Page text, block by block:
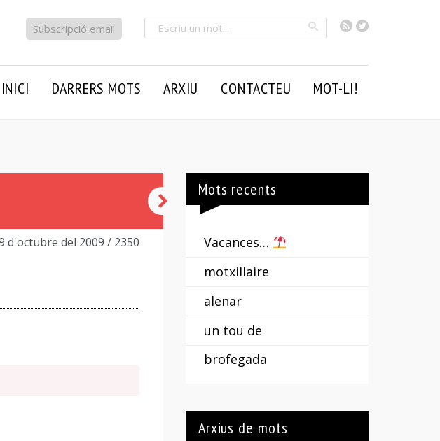
RSSTwitter
Cercar
Subscripció email
INICI DARRERS MOTS ARXIU CONTACTEU MOT-LI!
d'octubre del 2009 / 2350
capciró
Mots recents
Vacances…
motxillaire
alenar
un tou de
brofegada
Arxius de mots